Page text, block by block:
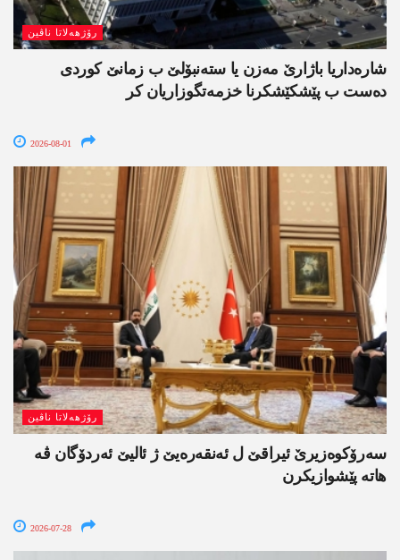
رۆژھەلاتا ناڤین
شارەداریا باژارێ مەزن یا ستەنبۆلێ ب زمانێ کوردی
دەست ب پێشکێشکرنا خزمەتگوزاریان کر
2026-08-01
رۆژھەلاتا ناڤین
سەرۆکوەزیرێ ئیراقێ ل ئەنقەرەیێ ژ ئالیێ ئەردۆگان ڤە
ھاتە پێشوازیکرن
2026-07-28